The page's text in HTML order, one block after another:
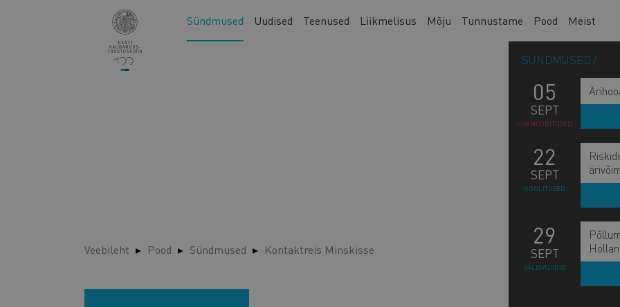
Main
navigation
Sündmused Uudised Teenused Liikmelisus Mõju Tunnustame Pood Meist
SÜNDMUSED
05
SEPT
LIIKMEÜRITUSED
22
SEPT
KOOLITUSED
29
SEPT
VÄLISVISIIDID
Veebileht Pood Sündmused Kontaktreis Minskisse